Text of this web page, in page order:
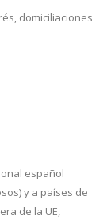
domiciliaciones
español
y a países de
de la UE,